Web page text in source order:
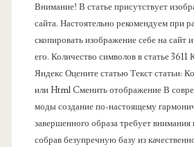
Внимание! В статье присутствует
сайта. Настоятельно рекомендуем при
скопировать изображение себе на сайт
его. Количество символов в статье 3611
Яндекс Оцените статью Текст статьи:
или Html Cменить отображение В
моды создание по-настоящему
завершенного образа требует внимания
собрав безупречную базу из